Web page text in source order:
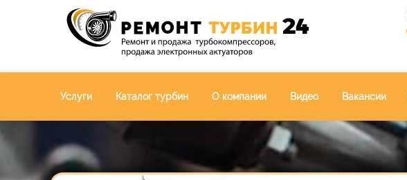
Услуги Каталог турбин О компании Видео Вакансии